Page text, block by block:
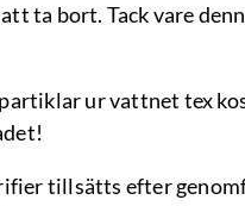
ta bort. Tack vare
ur vattnet tex
tillsätts efter